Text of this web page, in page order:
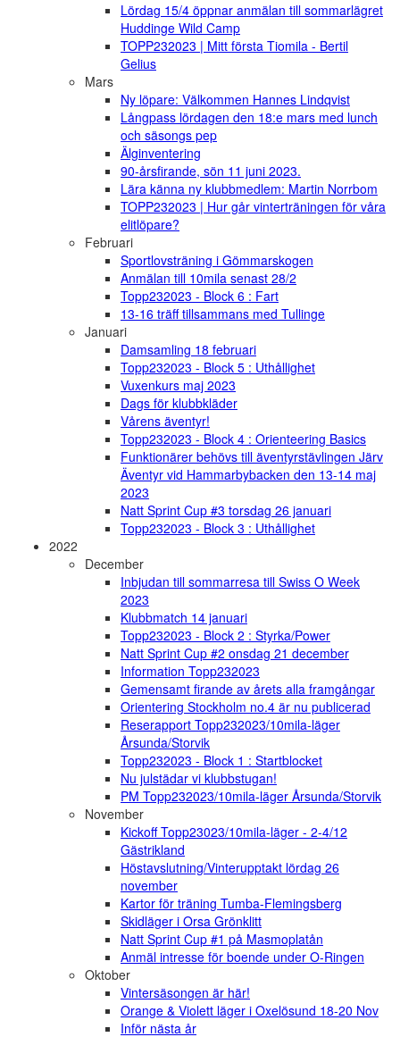
Lördag 15/4 öppnar anmälan till sommarlägret
Huddinge Wild Camp
TOPP232023 | Mitt första Tiomila - Bertil
Gelius
Mars
Ny löpare: Välkommen Hannes Lindqvist
Långpass lördagen den 18:e mars med lunch
och säsongs pep
Älginventering
90-årsfirande, sön 11 juni 2023.
Lära känna ny klubbmedlem: Martin Norrbom
TOPP232023 | Hur går vinterträningen för våra
elitlöpare?
Februari
Sportlovsträning i Gömmarskogen
Anmälan till 10mila senast 28/2
Topp232023 - Block 6 : Fart
13-16 träff tillsammans med Tullinge
Januari
Damsamling 18 februari
Topp232023 - Block 5 : Uthållighet
Vuxenkurs maj 2023
Dags för klubbkläder
Vårens äventyr!
Topp232023 - Block 4 : Orienteering Basics
Funktionärer behövs till äventyrstävlingen Järv
Äventyr vid Hammarbybacken den 13-14 maj
2023
Natt Sprint Cup #3 torsdag 26 januari
Topp232023 - Block 3 : Uthållighet
2022
December
Inbjudan till sommarresa till Swiss O Week
2023
Klubbmatch 14 januari
Topp232023 - Block 2 : Styrka/Power
Natt Sprint Cup #2 onsdag 21 december
Information Topp232023
Gemensamt firande av årets alla framgångar
Orientering Stockholm no.4 är nu publicerad
Reserapport Topp232023/10mila-läger
Årsunda/Storvik
Topp232023 - Block 1 : Startblocket
Nu julstädar vi klubbstugan!
PM Topp232023/10mila-läger Årsunda/Storvik
November
Kickoff Topp23023/10mila-läger - 2-4/12
Gästrikland
Höstavslutning/Vinterupptakt lördag 26
november
Kartor för träning Tumba-Flemingsberg
Skidläger i Orsa Grönklitt
Natt Sprint Cup #1 på Masmoplatån
Anmäl intresse för boende under O-Ringen
Oktober
Vintersäsongen är här!
Orange & Violett läger i Oxelösund 18-20 Nov
Inför nästa år